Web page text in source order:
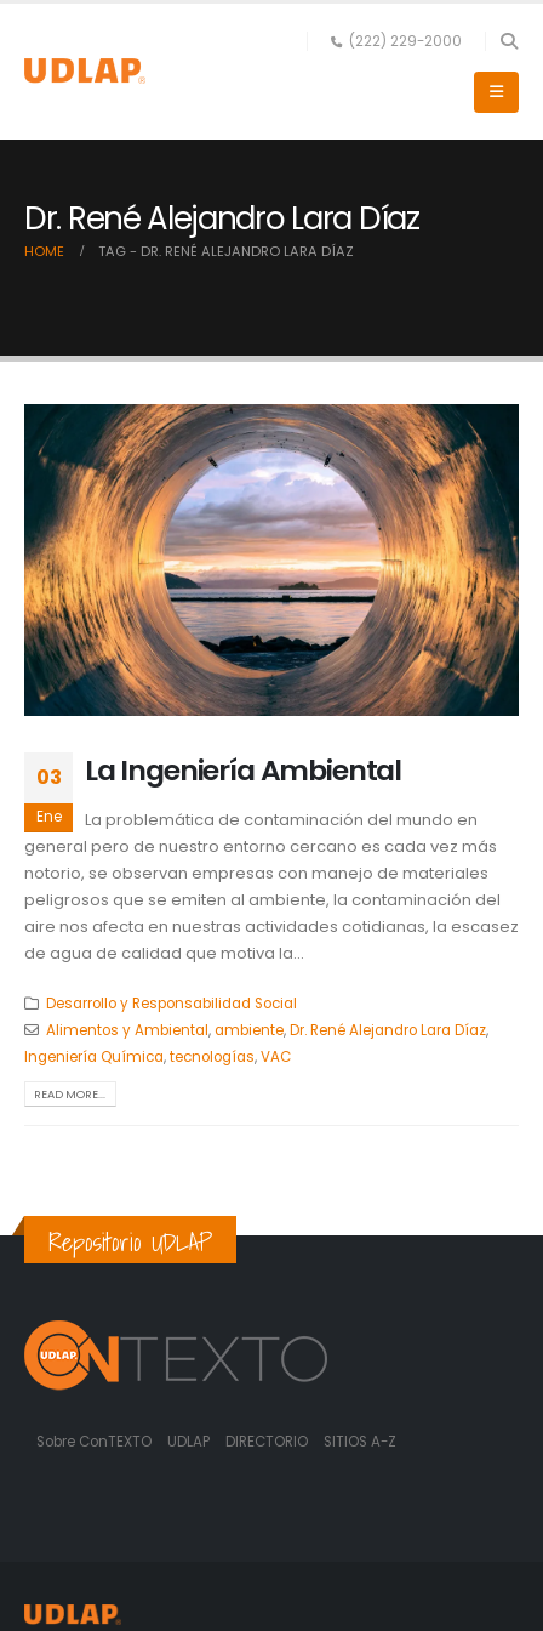
(222) 229-2000
Dr. René Alejandro Lara Díaz
HOME TAG - DR. RENÉ ALEJANDRO LARA DÍAZ
03
Ene
La Ingeniería Ambiental
La problemática de contaminación del mundo en
general pero de nuestro entorno cercano es cada vez más
notorio, se observan empresas con manejo de materiales
peligrosos que se emiten al ambiente, la contaminación del
aire nos afecta en nuestras actividades cotidianas, la escasez
de agua de calidad que motiva la...
Desarrollo y Responsabilidad Social
Alimentos y Ambiental,ambiente,Dr. René Alejandro Lara Díaz,
Ingeniería Química,tecnologías,VAC
READ MORE...
Repositorio UDLAP
Sobre ConTEXTO UDLAP DIRECTORIO SITIOS A-Z